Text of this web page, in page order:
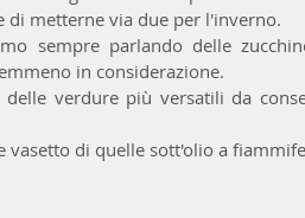
di metterne via due per l'inverno.
sempre parlando delle
in considerazione.
delle verdure più versatili da
vasetto di quelle sott'olio a